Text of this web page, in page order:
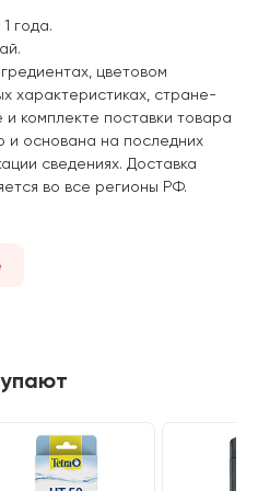
года.
цветовом
характеристиках, стране-
и комплекте поставки товара
и основана на последних
сведениях. Доставка
во все регионы РФ.